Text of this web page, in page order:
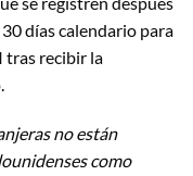
días calendario para
tras recibir la
no están
como